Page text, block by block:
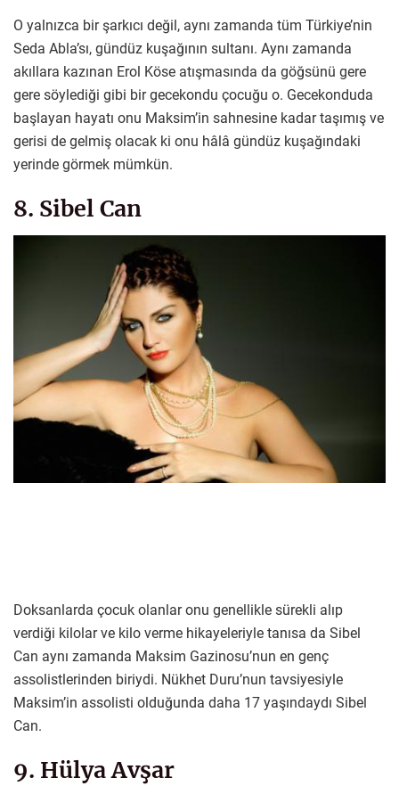
O yalnızca bir şarkıcı değil, aynı zamanda tüm Türkiye’nin
Seda Abla’sı, gündüz kuşağının sultanı. Aynı zamanda
akıllara kazınan Erol Köse atışmasında da göğsünü gere
gere söylediği gibi bir gecekondu çocuğu o. Gecekonduda
başlayan hayatı onu Maksim’in sahnesine kadar taşımış ve
gerisi de gelmiş olacak ki onu hâlâ gündüz kuşağındaki
yerinde görmek mümkün.
8. Sibel Can
Doksanlarda çocuk olanlar onu genellikle sürekli alıp
verdiği kilolar ve kilo verme hikayeleriyle tanısa da Sibel
Can aynı zamanda Maksim Gazinosu’nun en genç
assolistlerinden biriydi. Nükhet Duru’nun tavsiyesiyle
Maksim’in assolisti olduğunda daha 17 yaşındaydı Sibel
Can.
9. Hülya Avşar